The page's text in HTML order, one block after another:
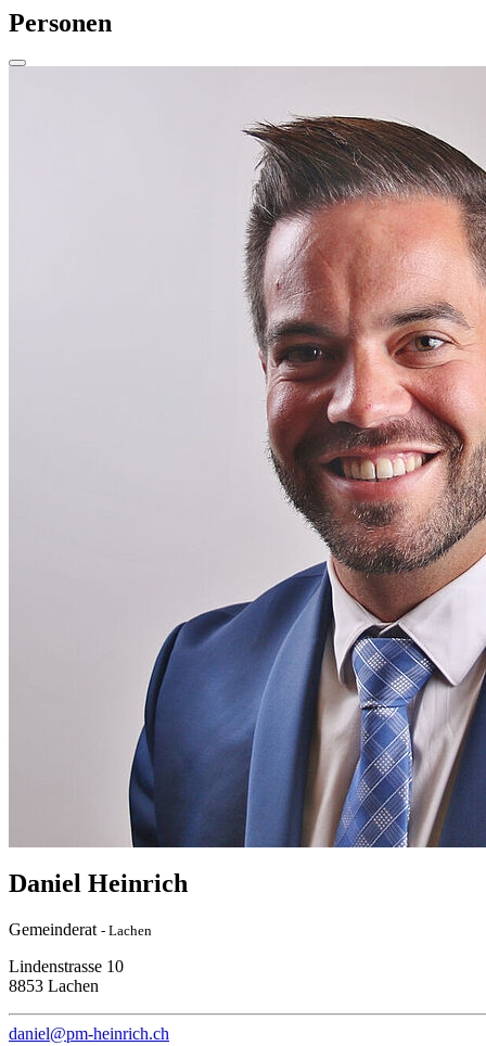
Personen
Daniel Heinrich
Gemeinderat - Lachen
Lindenstrasse 10
8853 Lachen
daniel@pm-heinrich.ch